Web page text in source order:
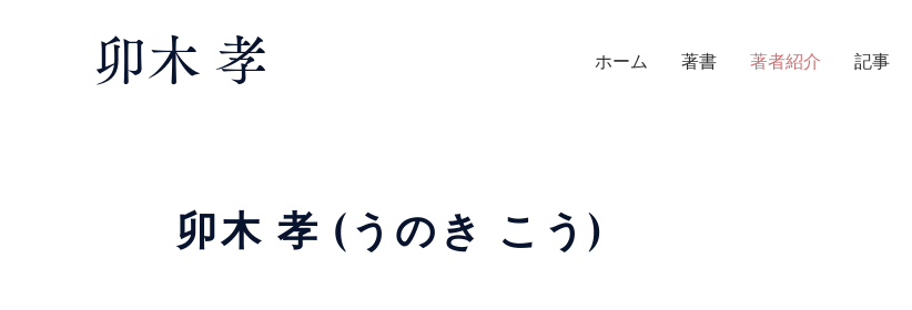
卯木 孝 ホーム 著書 著者紹介 記事
卯木 孝 (うのき こう)